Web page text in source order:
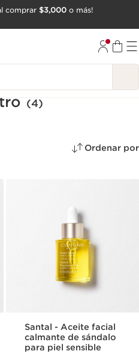
comprar $3,000 o más!
(4)
Ordenar por
Santal - Aceite facial
calmante de sándalo
para piel sensible